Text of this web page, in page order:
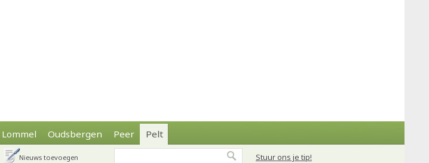
Lommel Oudsbergen Peer Pelt
Stuur ons je tip!
Nieuws toevoegen